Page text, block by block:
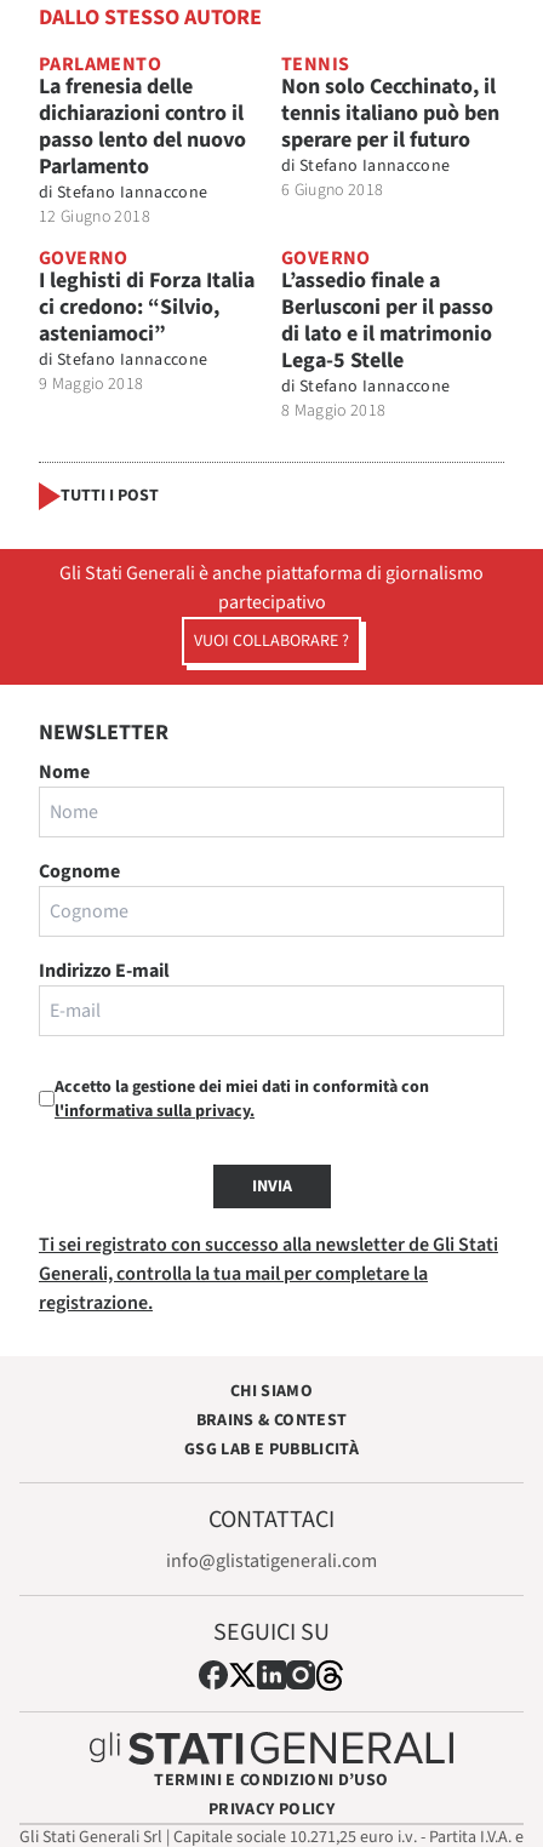
DALLO STESSO AUTORE
PARLAMENTO
La frenesia delle
dichiarazioni contro il
passo lento del nuovo
Parlamento
di Stefano Iannaccone
12 Giugno 2018
TENNIS
Non solo Cecchinato, il
tennis italiano può ben
sperare per il futuro
di Stefano Iannaccone
6 Giugno 2018
GOVERNO
I leghisti di Forza Italia
ci credono: “Silvio,
asteniamoci”
di Stefano Iannaccone
9 Maggio 2018
GOVERNO
L’assedio finale a
Berlusconi per il passo
di lato e il matrimonio
Lega-5 Stelle
di Stefano Iannaccone
8 Maggio 2018
TUTTI I POST
Gli Stati Generali è anche piattaforma di giornalismo
partecipativo
VUOI COLLABORARE ?
NEWSLETTER
Nome
Cognome
Indirizzo E-mail
Accetto la gestione dei miei dati in conformità con
l'informativa sulla privacy.
INVIA
Ti sei registrato con successo alla newsletter de Gli Stati
Generali, controlla la tua mail per completare la
registrazione.
CHI SIAMO
BRAINS & CONTEST
GSG LAB E PUBBLICITÀ
CONTATTACI
info@glistatigenerali.com
SEGUICI SU
TERMINI E CONDIZIONI D’USO
PRIVACY POLICY
Gli Stati Generali Srl | Capitale sociale 10.271,25 euro i.v. - Partita I.V.A. e